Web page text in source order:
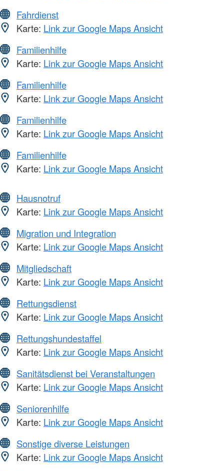
Fahrdienst
Karte: Link zur Google Maps Ansicht
Familienhilfe
Karte: Link zur Google Maps Ansicht
Familienhilfe
Karte: Link zur Google Maps Ansicht
Familienhilfe
Karte: Link zur Google Maps Ansicht
Familienhilfe
Karte: Link zur Google Maps Ansicht
Hausnotruf
Karte: Link zur Google Maps Ansicht
Migration und Integration
Karte: Link zur Google Maps Ansicht
Mitgliedschaft
Karte: Link zur Google Maps Ansicht
Rettungsdienst
Karte: Link zur Google Maps Ansicht
Rettungshundestaffel
Karte: Link zur Google Maps Ansicht
Sanitätsdienst bei Veranstaltungen
Karte: Link zur Google Maps Ansicht
Seniorenhilfe
Karte: Link zur Google Maps Ansicht
Sonstige diverse Leistungen
Karte: Link zur Google Maps Ansicht